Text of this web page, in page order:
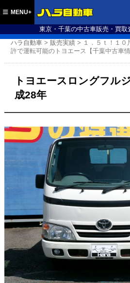
東京・千葉の中古車販売・買取
MENU+
ハラ自動車 >販売実績 > １．５ｔ！１
許で運転可能のトヨエース【千葉中古車情
トヨエースロングフル
成28年